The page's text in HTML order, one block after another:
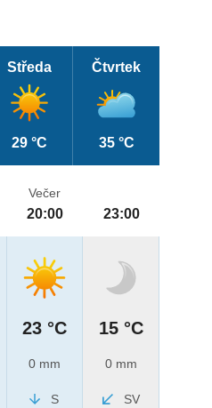
Středa
29 °C
Čtvrtek
35 °C
Večer
20:00
23 °C
0 mm
S
23:00
15 °C
0 mm
SV